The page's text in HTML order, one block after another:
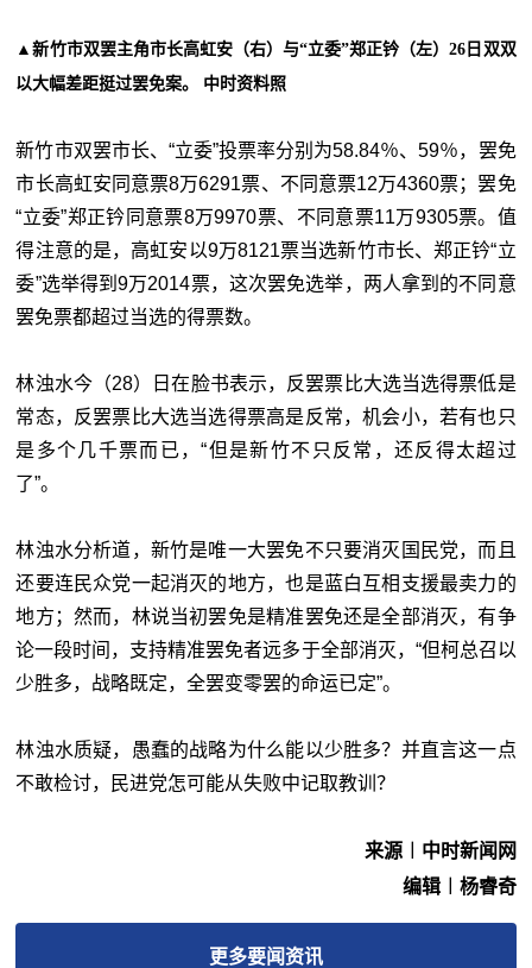
▲新竹市双罢主角市长高虹安（右）与“立委”郑正钤（左）26日双双
以大幅差距挺过罢免案。 中时资料照
新竹市双罢市长、“立委”投票率分别为58.84％、59％，罢免
市长高虹安同意票8万6291票、不同意票12万4360票；罢免
“立委”郑正钤同意票8万9970票、不同意票11万9305票。值
得注意的是，高虹安以9万8121票当选新竹市长、郑正钤“立
委”选举得到9万2014票，这次罢免选举，两人拿到的不同意
罢免票都超过当选的得票数。
林浊水今（28）日在脸书表示，反罢票比大选当选得票低是
常态，反罢票比大选当选得票高是反常，机会小，若有也只
是多个几千票而已，“但是新竹不只反常，还反得太超过
了”。
林浊水分析道，新竹是唯一大罢免不只要消灭国民党，而且
还要连民众党一起消灭的地方，也是蓝白互相支援最卖力的
地方；然而，林说当初罢免是精准罢免还是全部消灭，有争
论一段时间，支持精准罢免者远多于全部消灭，“但柯总召以
少胜多，战略既定，全罢变零罢的命运已定”。
林浊水质疑，愚蠢的战略为什么能以少胜多？并直言这一点
不敢检讨，民进党怎可能从失败中记取教训？
来源︱中时新闻网
编辑︱杨睿奇
更多要闻资讯